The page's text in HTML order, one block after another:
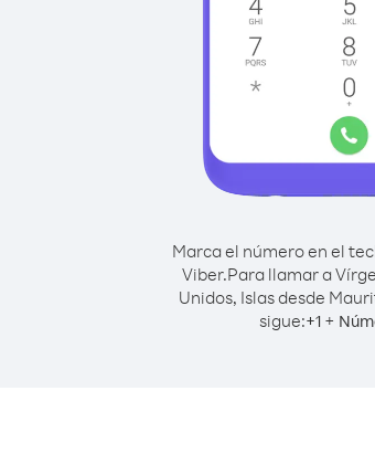
Marca el número en el
Viber.Para llamar a
Unidos, Islas desde
sigue:+1 +